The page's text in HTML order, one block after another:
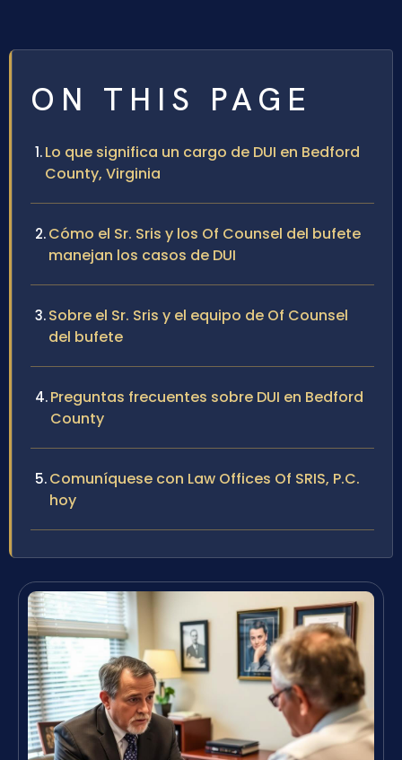
ON THIS PAGE
Lo que significa un cargo de DUI en Bedford
County, Virginia
Cómo el Sr. Sris y los Of Counsel del bufete
manejan los casos de DUI
Sobre el Sr. Sris y el equipo de Of Counsel
del bufete
Preguntas frecuentes sobre DUI en Bedford
County
Comuníquese con Law Offices Of SRIS, P.C.
hoy